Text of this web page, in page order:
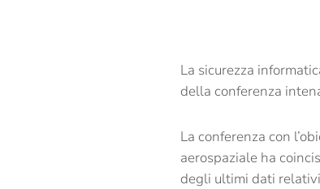
La sicurezza
della conferenza
La conferenza con
aerospaziale ha
degli ultimi dati